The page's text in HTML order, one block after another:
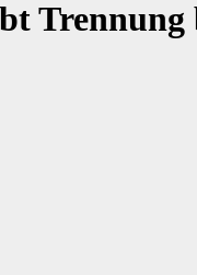
Trennung